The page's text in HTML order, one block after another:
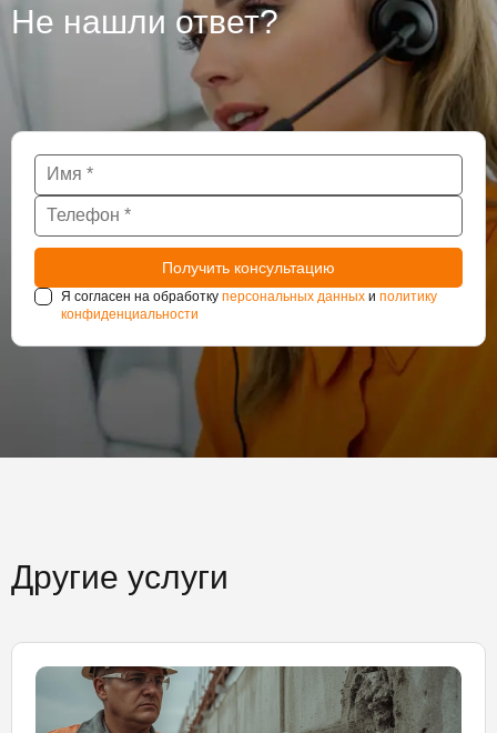
Не нашли ответ?
Я согласен на обработку персональных данных и политику
конфиденциальности
Другие услуги